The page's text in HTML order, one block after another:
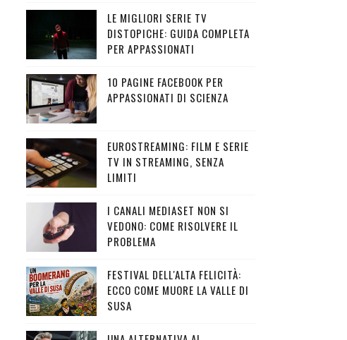
LE MIGLIORI SERIE TV
DISTOPICHE: GUIDA COMPLETA
PER APPASSIONATI
10 PAGINE FACEBOOK PER
APPASSIONATI DI SCIENZA
EUROSTREAMING: FILM E SERIE
TV IN STREAMING, SENZA
LIMITI
I CANALI MEDIASET NON SI
VEDONO: COME RISOLVERE IL
PROBLEMA
FESTIVAL DELL'ALTA FELICITÀ:
ECCO COME MUORE LA VALLE DI
SUSA